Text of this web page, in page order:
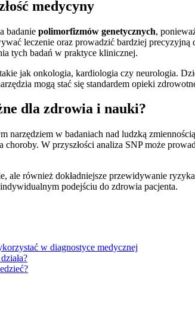
medycyny
badanie polimorfizmów genetycznych,
leczenie oraz prowadzić bardziej
tych badań w praktyce klinicznej.
jak onkologia, kardiologia czy neurologia.
mogą stać się standardem opieki
dla zdrowia i nauki?
narzędziem w badaniach nad ludzką
W przyszłości analiza SNP może
ale również dokładniejsze przewidywanie
podejściu do zdrowia pacjenta.
w diagnostyce medycznej